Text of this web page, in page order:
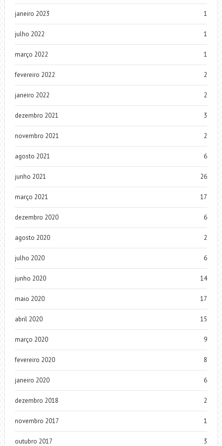
janeiro 2023 1
julho 2022 1
março 2022 1
fevereiro 2022 2
janeiro 2022 2
dezembro 2021 3
novembro 2021 2
agosto 2021 6
junho 2021 26
março 2021 17
dezembro 2020 6
agosto 2020 2
julho 2020 6
junho 2020 14
maio 2020 17
abril 2020 15
março 2020 9
fevereiro 2020 8
janeiro 2020 6
dezembro 2018 2
novembro 2017 1
outubro 2017 3